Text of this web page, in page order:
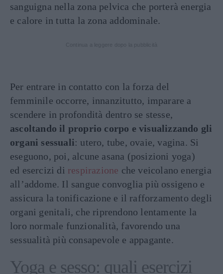
sanguigna nella zona pelvica che porterà energia
e calore in tutta la zona addominale.
Per entrare in contatto con la forza del
femminile occorre, innanzitutto, imparare a
scendere in profondità dentro se stesse,
ascoltando il proprio corpo e visualizzando gli
organi sessuali: utero, tube, ovaie, vagina. Si
eseguono, poi, alcune asana (posizioni yoga)
ed esercizi di respirazione che veicolano energia
all’addome. Il sangue convoglia più ossigeno e
assicura la tonificazione e il rafforzamento degli
organi genitali, che riprendono lentamente la
loro normale funzionalità, favorendo una
sessualità più consapevole e appagante.
Yoga e sesso: quali esercizi